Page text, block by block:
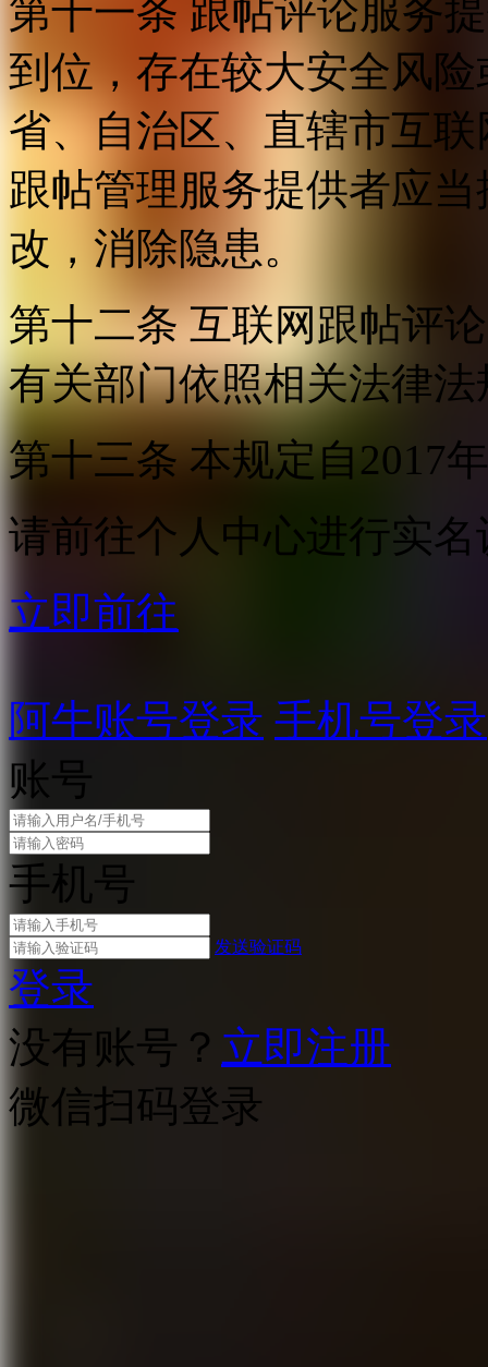
第十一条 跟帖评论服务
到位，存在较大安全风
省、自治区、直辖市互
跟帖管理服务提供者应
改，消除隐患。
第十二条 互联网跟帖评
有关部门依照相关法律
第十三条 本规定自2017
请前往个人中心进行实名
立即前往
阿牛账号登录 手机号登录
账号
手机号
发送验证码
登录
没有账号？ 立即注册
微信扫码登录